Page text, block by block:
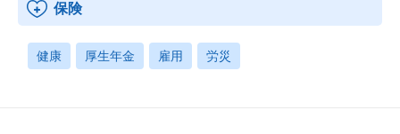
保険
健康 厚生年金 雇用 労災